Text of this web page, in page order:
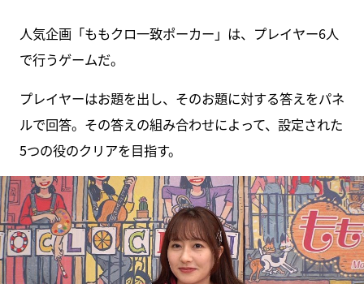
人気企画「ももクロ一致ポーカー」は、プレイヤー6人
で行うゲームだ。
プレイヤーはお題を出し、そのお題に対する答えをパネ
ルで回答。その答えの組み合わせによって、設定された
5つの役のクリアを目指す。